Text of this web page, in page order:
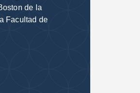
de la
Facultad de